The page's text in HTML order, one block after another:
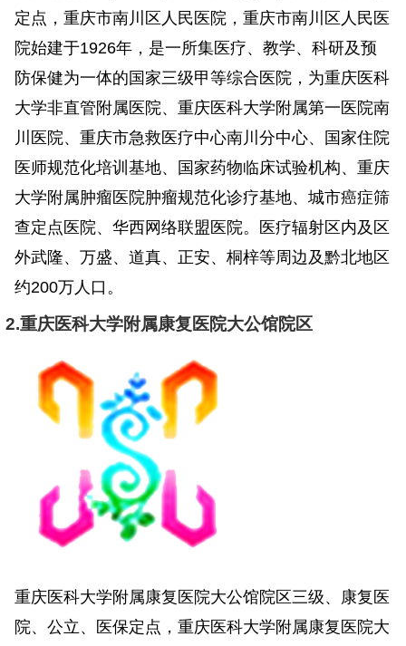
定点，重庆市南川区人民医院，重庆市南川区人民医
院始建于1926年，是一所集医疗、教学、科研及预
防保健为一体的国家三级甲等综合医院，为重庆医科
大学非直管附属医院、重庆医科大学附属第一医院南
川医院、重庆市急救医疗中心南川分中心、国家住院
医师规范化培训基地、国家药物临床试验机构、重庆
大学附属肿瘤医院肿瘤规范化诊疗基地、城市癌症筛
查定点医院、华西网络联盟医院。医疗辐射区内及区
外武隆、万盛、道真、正安、桐梓等周边及黔北地区
约200万人口。
2.重庆医科大学附属康复医院大公馆院区
重庆医科大学附属康复医院大公馆院区三级、康复医
院、公立、医保定点，重庆医科大学附属康复医院大